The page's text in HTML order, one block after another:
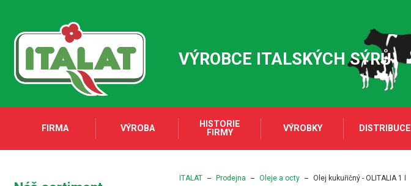
VÝROBCE ITALSKÝCH SÝRŮ
FIRMA VÝROBA
HISTORIE
FIRMY
VÝROBKY DISTRIBUCE
ITALAT Prodejna Oleje a octy Olej kukuřičný - OLITALIA 1 I